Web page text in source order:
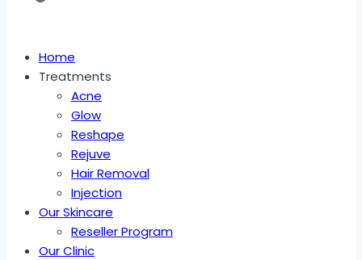
Home
Treatments
Acne
Glow
Reshape
Rejuve
Hair Removal
Injection
Our Skincare
Reseller Program
Our Clinic